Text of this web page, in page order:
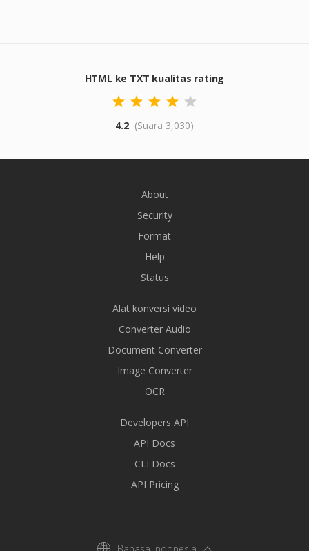
HTML ke TXT kualitas rating
4.2 (Suara 3,030)
About
Security
Format
Help
Status
Alat konversi video
Converter Audio
Document Converter
Image Converter
OCR
Developers API
API Docs
CLI Docs
API Pricing